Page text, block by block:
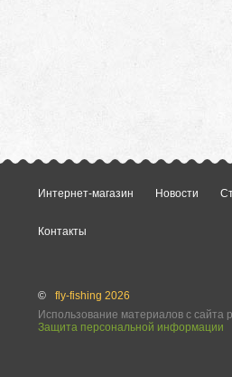
Интернет-магазин Новости
Контакты
©
fly-fishing 2026
Использование материалов с сайта
Защита персональной информации